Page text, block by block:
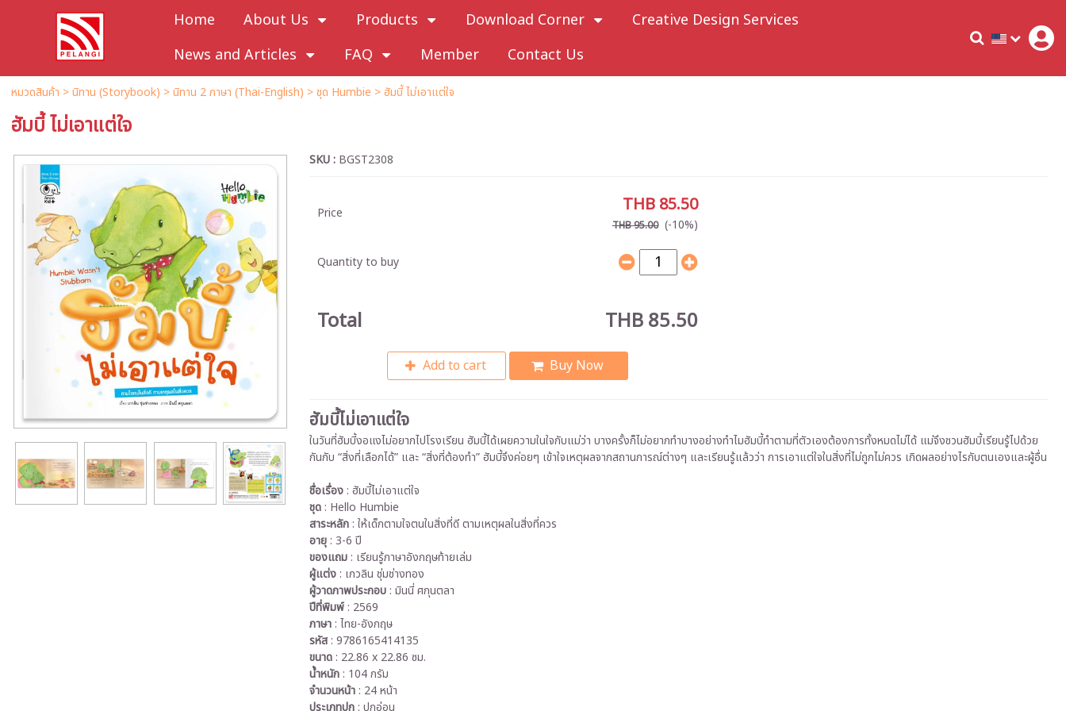
Home About Us Products Download Corner
Creative Design Services
News and Articles
FAQ Member Contact Us
หมวดสินค้า >นิทาน (Storybook) >นิทาน 2 ภาษา (Thai-English) >ชุด Humbie > ฮัมบี้ ไม่เอาแต่ใจ
ฮัมบี้ ไม่เอาแต่ใจ
SKU : BGST2308
Price THB 85.50
THB 95.00 (-10%)
Quantity to buy
Total THB 85.50
Add to cart Buy Now
ฮัมบี้ไม่เอาแต่ใจ
ในวันที่ฮัมบี้งอแงไม่อยากไปโรงเรียน ฮัมบี้ได้เผยความในใจกับแม่ว่า บางครั้งก็ไม่อยากทำบางอย่างทำไมฮัมบี้ทำตามที่ตัวเองต้องการทั้งหมดไม่ได้ แม่จึงชวนฮัมบี้เรียนรู้ไปด้วย
กันกับ “สิ่งที่เลือกได้” และ “สิ่งที่ต้องทำ” ฮัมบี้จึงค่อยๆ เข้าใจเหตุผลจากสถานการณ์ต่างๆ และเรียนรู้แล้วว่า การเอาแต่ใจในสิ่งที่ไม่ถูกไม่ควร เกิดผลอย่างไรกับตนเองและผู้อื่น
ชื่อเรื่อง: ฮัมบี้ไม่เอาแต่ใจ
ชุด: Hello Humbie
สาระหลัก : ให้เด็กตามใจตนในสิ่งที่ดี ตามเหตุผลในสิ่งที่ควร
อายุ: 3-6 ปี
ของแถม: เรียนรู้ภาษาอังกฤษท้ายเล่ม
ผู้แต่ง: เกวลิน ชุ่มช่างทอง
ผู้วาดภาพประกอบ: มินนี่ ศกุนตลา
ปีที่พิมพ์: 2569
ภาษา: ไทย-อังกฤษ
รหัส: 9786165414135
ขนาด: 22.86 x 22.86 ซม.
น้ำหนัก: 104 กรัม
จำนวนหน้า: 24 หน้า
ประเภทปก : ปกอ่อน